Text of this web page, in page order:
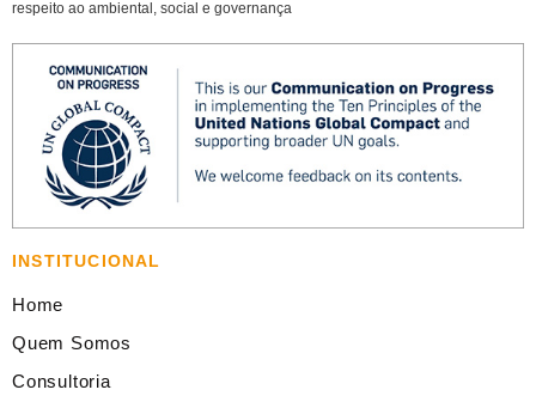
respeito ao ambiental, social e governança
INSTITUCIONAL
Home
Quem Somos
Consultoria